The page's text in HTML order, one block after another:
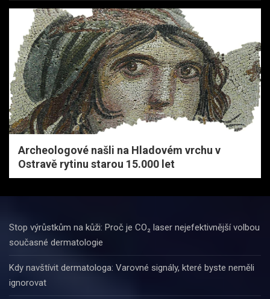
Archeologové našli na Hladovém vrchu v
Ostravě rytinu starou 15.000 let
Stop výrůstkům na kůži: Proč je CO₂ laser nejefektivnější volbou
současné dermatologie
Kdy navštívit dermatologa: Varovné signály, které byste neměli
ignorovat